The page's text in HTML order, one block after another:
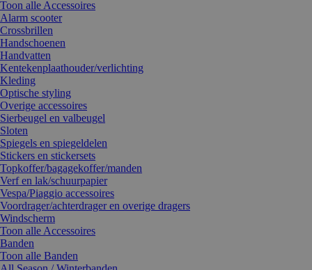
Toon alle Accessoires
Alarm scooter
Crossbrillen
Handschoenen
Handvatten
Kentekenplaathouder/verlichting
Kleding
Optische styling
Overige accessoires
Sierbeugel en valbeugel
Sloten
Spiegels en spiegeldelen
Stickers en stickersets
Topkoffer/bagagekoffer/manden
Verf en lak/schuurpapier
Vespa/Piaggio accessoires
Voordrager/achterdrager en overige dragers
Windscherm
Toon alle Accessoires
Banden
Toon alle Banden